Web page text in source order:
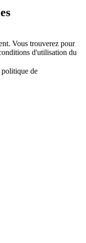
Vous trouverez pour
d'utilisation du
politique de